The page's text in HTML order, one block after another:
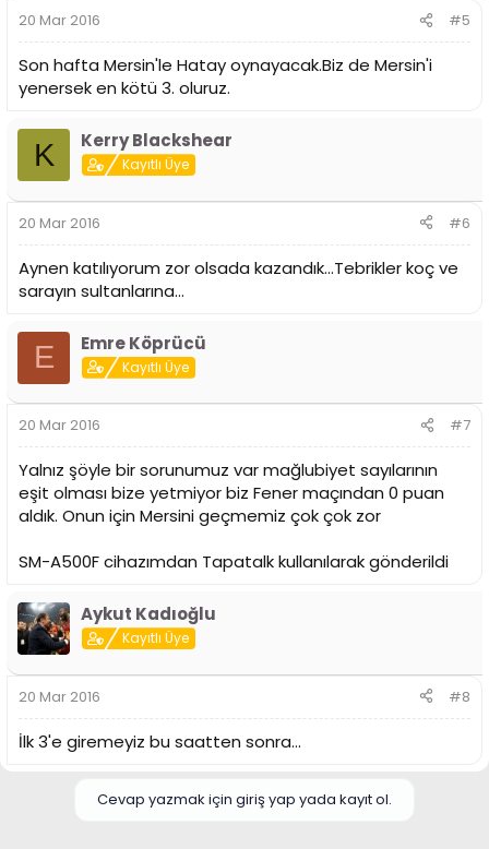
20 Mar 2016 #5
Son hafta Mersin'le Hatay oynayacak.Biz de Mersin'i
yenersek en kötü 3. oluruz.
K Kerry Blackshear
Kayıtlı Üye
20 Mar 2016 #6
Aynen katılıyorum zor olsada kazandık...Tebrikler koç ve
sarayın sultanlarına...
E Emre Köprücü
Kayıtlı Üye
20 Mar 2016 #7
Yalnız şöyle bir sorunumuz var mağlubiyet sayılarının
eşit olması bize yetmiyor biz Fener maçından 0 puan
aldık. Onun için Mersini geçmemiz çok çok zor
SM-A500F cihazımdan Tapatalk kullanılarak gönderildi
Aykut Kadıoğlu
Kayıtlı Üye
20 Mar 2016 #8
İlk 3'e giremeyiz bu saatten sonra...
Cevap yazmak için giriş yap yada kayıt ol.